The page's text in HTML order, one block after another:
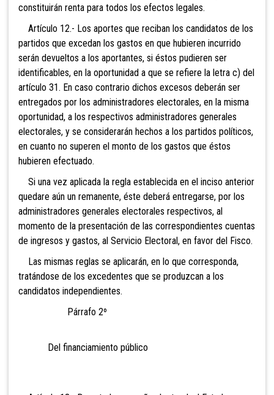
constituirán renta para todos los efectos legales.
Artículo 12.- Los aportes que reciban los candidatos de los
partidos que excedan los gastos en que hubieren incurrido
serán devueltos a los aportantes, si éstos pudieren ser
identificables, en la oportunidad a que se refiere la letra c) del
artículo 31. En caso contrario dichos excesos deberán ser
entregados por los administradores electorales, en la misma
oportunidad, a los respectivos administradores generales
electorales, y se considerarán hechos a los partidos políticos,
en cuanto no superen el monto de los gastos que éstos
hubieren efectuado.
Si una vez aplicada la regla establecida en el inciso anterior
quedare aún un remanente, éste deberá entregarse, por los
administradores generales electorales respectivos, al
momento de la presentación de las correspondientes cuentas
de ingresos y gastos, al Servicio Electoral, en favor del Fisco.
Las mismas reglas se aplicarán, en lo que corresponda,
tratándose de los excedentes que se produzcan a los
candidatos independientes.
Párrafo 2º
Del financiamiento público